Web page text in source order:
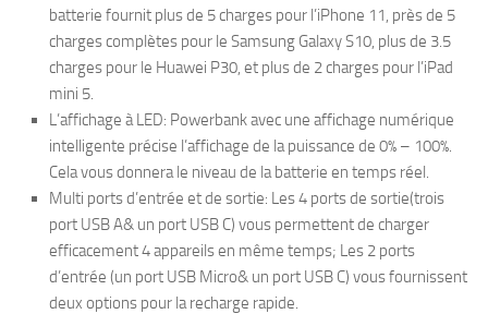
batterie fournit plus de 5 charges pour l’iPhone 11, près de 5
charges complètes pour le Samsung Galaxy S10, plus de 3.5
charges pour le Huawei P30, et plus de 2 charges pour l’iPad
mini 5.
L’affichage à LED: Powerbank avec une affichage numérique
intelligente précise l’affichage de la puissance de 0% – 100%.
Cela vous donnera le niveau de la batterie en temps réel.
Multi ports d’entrée et de sortie: Les 4 ports de sortie(trois
port USB A& un port USB C) vous permettent de charger
efficacement 4 appareils en même temps; Les 2 ports
d’entrée (un port USB Micro& un port USB C) vous fournissent
deux options pour la recharge rapide.